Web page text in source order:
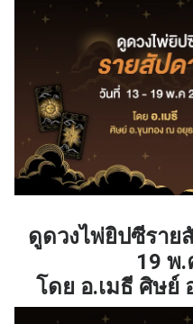
ดูดวงไพ่ยิปซีราย
19 พ.
โดย อ.เมธี ศิษย์